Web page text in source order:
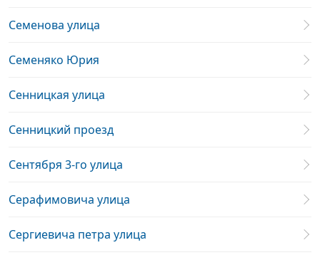
Семенова улица
Семеняко Юрия
Сенницкая улица
Сенницкий проезд
Сентября 3-го улица
Серафимовича улица
Сергиевича петра улица